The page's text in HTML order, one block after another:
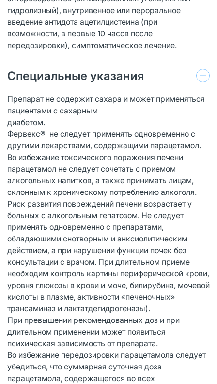
гидролизный), внутривенное или пероральное
введение антидота ацетилцистеина (при
возможности, в первые 10 часов после
передозировки), симптоматическое лечение.
Специальные указания
Препарат не содержит сахара и может применяться
пациентами с сахарным
диабетом.
Фервекс® не следует применять одновременно с
другими лекарствами, содержащими парацетамол.
Во избежание токсического поражения печени
парацетамол не следует сочетать с приемом
алкогольных напитков, а также принимать лицам,
склонным к хроническому потреблению алкоголя.
Риск развития повреждений печени возрастает у
больных с алкогольным гепатозом. Не следует
применять одновременно с препаратами,
обладающими снотворным и анксиолитическим
действием, а при нарушении функции почек без
консультации с врачом. При длительном приеме
необходим контроль картины периферической крови,
уровня глюкозы в крови и моче, билирубина, мочевой
кислоты в плазме, активности «печеночных»
трансаминаз и лактатдегидрогеназы).
При превышении рекомендованных доз и при
длительном применении может появиться
психическая зависимость от препарата.
Во избежание передозировки парацетамола следует
убедиться, что суммарная суточная доза
парацетамола, содержащегося во всех